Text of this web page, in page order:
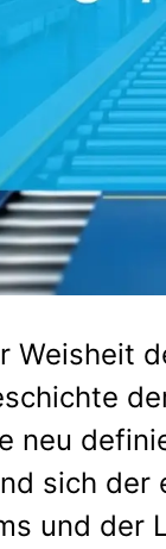
Weisheit
neu
sich
und der